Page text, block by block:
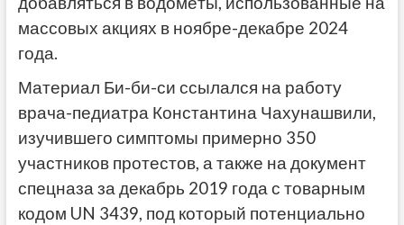
массовых акциях в ноябре-декабре 2024
года.
Материал Би-би-си ссылался на работу
врача-педиатра Константина Чахунашвили,
изучившего симптомы примерно 350
участников протестов, а также на документ
спецназа за декабрь 2019 года с товарным
кодом UN 3439, под который потенциально